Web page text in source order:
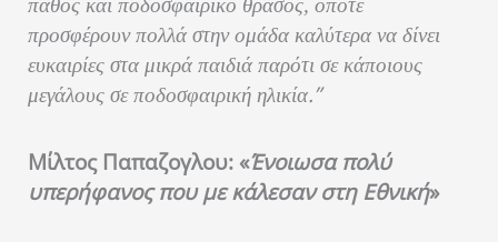
πάθος και ποδοσφαιρικό θράσος, οπότε
προσφέρουν πολλά στην ομάδα καλύτερα να δίνει
ευκαιρίες στα μικρά παιδιά παρότι σε κάποιους
μεγάλους σε ποδοσφαιρική ηλικία.”
Μίλτος Παπαζογλου: «Ένοιωσα πολύ
υπερήφανος που με κάλεσαν στη Εθνική»